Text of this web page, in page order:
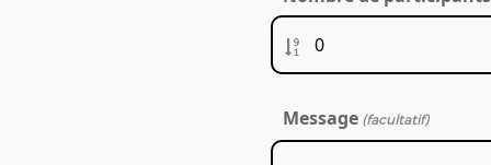
Message (facultatif)